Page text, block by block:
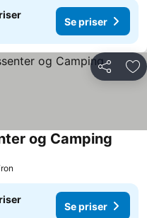
Se priser
Del
og Camping
Se priser